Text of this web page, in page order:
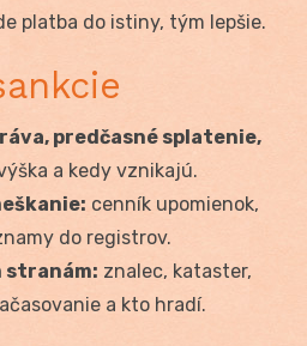
platba do istiny, tým lepšie.
predčasné splatenie,
a kedy vznikajú.
cenník upomienok,
do registrov.
znalec, kataster,
a kto hradí.